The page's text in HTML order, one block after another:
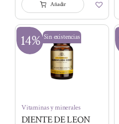
Añadir
Sin existencias
14%
Vitaminas y minerales
DIENTE DE LEON